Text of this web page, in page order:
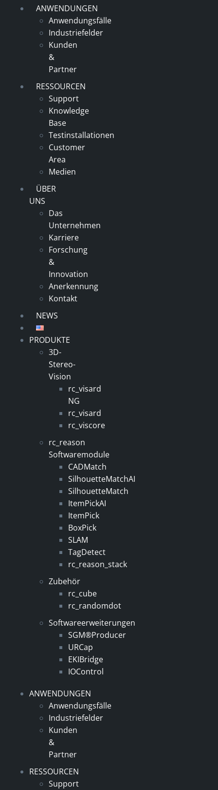
ANWENDUNGEN
Anwendungsfälle
Industriefelder
Kunden
&
Partner
RESSOURCEN
Support
Knowledge
Base
Testinstallationen
Customer
Area
Medien
ÜBER
UNS
Das
Unternehmen
Karriere
Forschung
&
Innovation
Anerkennung
Kontakt
NEWS
PRODUKTE
3D-
Stereo-
Vision
rc_visard
NG
rc_visard
rc_viscore
rc_reason
Softwaremodule
CADMatch
SilhouetteMatchAI
SilhouetteMatch
ItemPickAI
ItemPick
BoxPick
SLAM
TagDetect
rc_reason_stack
Zubehör
rc_cube
rc_randomdot
Softwareerweiterungen
SGM®Producer
URCap
EKIBridge
IOControl
ANWENDUNGEN
Anwendungsfälle
Industriefelder
Kunden
&
Partner
RESSOURCEN
Support